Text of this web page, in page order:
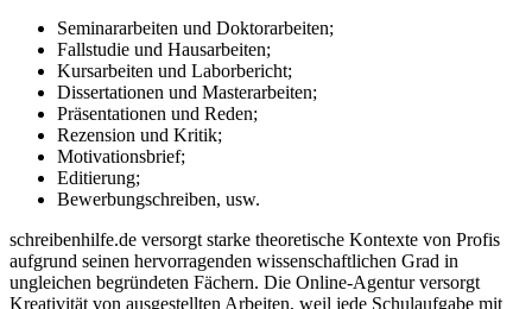
Seminararbeiten und Doktorarbeiten;
Fallstudie und Hausarbeiten;
Kursarbeiten und Laborbericht;
Dissertationen und Masterarbeiten;
Präsentationen und Reden;
Rezension und Kritik;
Motivationsbrief;
Editierung;
Bewerbungschreiben, usw.
schreibenhilfe.de versorgt starke theoretische Kontexte von Profis
aufgrund seinen hervorragenden wissenschaftlichen Grad in
ungleichen begründeten Fächern. Die Online-Agentur versorgt
Kreativität von ausgestellten Arbeiten, weil jede Schulaufgabe mit